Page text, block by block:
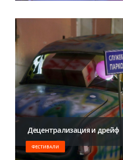
​ Децентрализация и дрейф
ФЕСТИВАЛИ